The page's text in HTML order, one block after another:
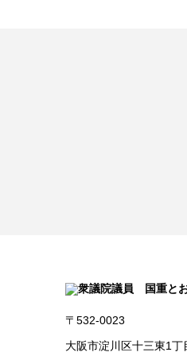
〒532-0023
大阪市淀川区十三東1丁